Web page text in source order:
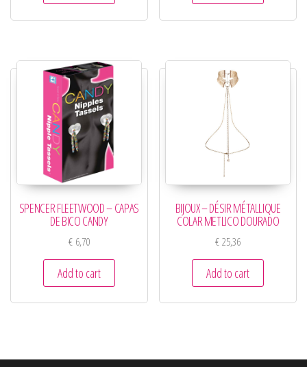
SPENCER FLEETWOOD – CAPAS
DE BICO CANDY
€6,70
Add to cart
BIJOUX – DÉSIR MÉTALLIQUE
COLAR METLICO DOURADO
€25,36
Add to cart